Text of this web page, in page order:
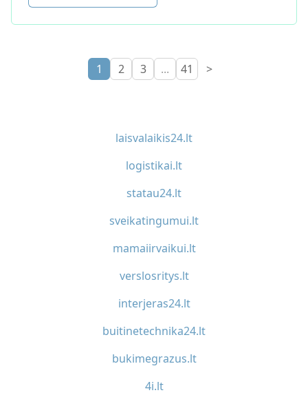
1 2 3 ... 41 >
laisvalaikis24.lt
logistikai.lt
statau24.lt
sveikatingumui.lt
mamaiirvaikui.lt
verslosritys.lt
interjeras24.lt
buitinetechnika24.lt
bukimegrazus.lt
4i.lt